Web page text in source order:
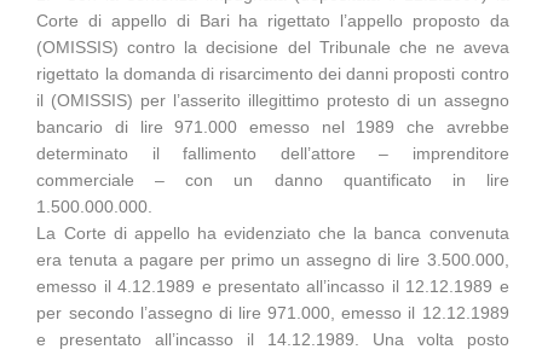
Corte di appello di Bari ha rigettato l’appello proposto da
(OMISSIS) contro la decisione del Tribunale che ne aveva
rigettato la domanda di risarcimento dei danni proposti contro
il (OMISSIS) per l’asserito illegittimo protesto di un assegno
bancario di lire 971.000 emesso nel 1989 che avrebbe
determinato il fallimento dell’attore – imprenditore
commerciale – con un danno quantificato in lire
1.500.000.000.
La Corte di appello ha evidenziato che la banca convenuta
era tenuta a pagare per primo un assegno di lire 3.500.000,
emesso il 4.12.1989 e presentato all’incasso il 12.12.1989 e
per secondo l’assegno di lire 971.000, emesso il 12.12.1989
e presentato all’incasso il 14.12.1989. Una volta posto